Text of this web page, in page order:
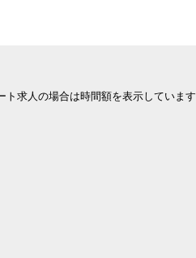
求人の場合は時間額を表示しています